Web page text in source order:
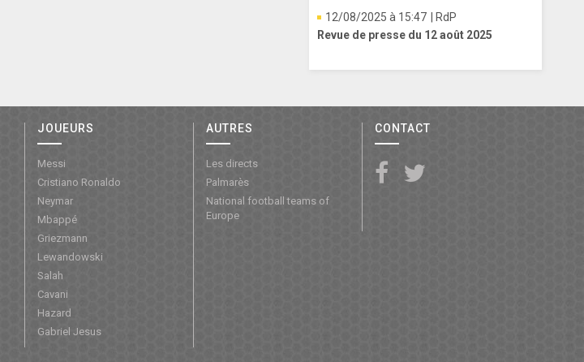
12/08/2025 à 15:47
| RdP
Revue de presse du 12 août 2025
JOUEURS
Messi
Cristiano Ronaldo
Neymar
Mbappé
Griezmann
Lewandowski
Salah
Cavani
Hazard
Gabriel Jesus
AUTRES
Les directs
Palmarès
National football teams of
Europe
CONTACT